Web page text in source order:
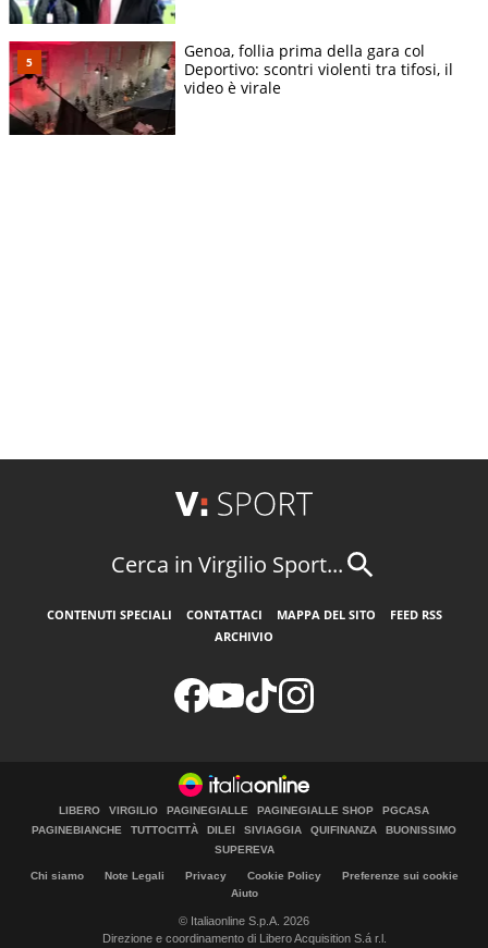
Genoa, follia prima della gara col
Deportivo: scontri violenti tra tifosi, il
video è virale
Cerca in Virgilio Sport...
CONTENUTI SPECIALI CONTATTACI MAPPA DEL SITO
FEED RSS
ARCHIVIO
LIBERO VIRGILIO PAGINEGIALLE PAGINEGIALLE SHOP
PGCASA
PAGINEBIANCHE
TUTTOCITTÀ DILEI SIVIAGGIA QUIFINANZA
BUONISSIMO
SUPEREVA
Chi siamo Note Legali Privacy Cookie Policy
Preferenze sui cookie
Aiuto
© Italiaonline S.p.A. 2026
Direzione e coordinamento di Libero Acquisition S.á r.l.